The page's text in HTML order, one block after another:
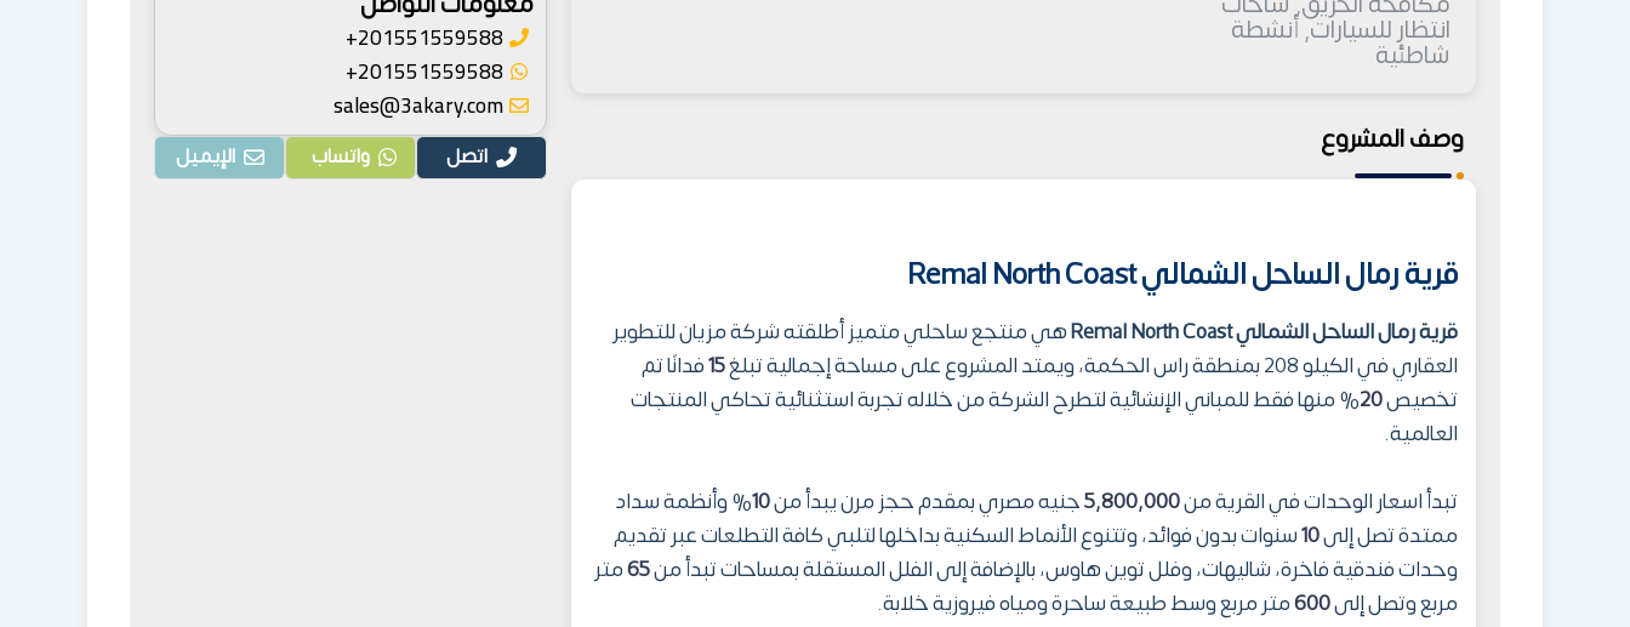
انتظار للسيارات, أنشطة
شاطئية
وصف المشروع
قرية رمال الساحل الشمالي Remal North Coast
قرية رمال الساحل الشمالي Remal North Coast
هي منتجع ساحلي متميز أطلقته شركة مزيان للتطوير
العقاري في الكيلو 208 بمنطقة راس الحكمة، ويمتد المشروع على مساحة إجمالية تبلغ
15فدانًا تم
تخصيص20% منها فقط للمباني الإنشائية لتطرح الشركة من خلاله تجربة استثنائية تحاكي المنتجات
العالمية.
تبدأ اسعار الوحدات في القرية من5,800,000جنيه مصري بمقدم حجز مرن يبدأ من10% وأنظمة سداد
ممتدة تصل إلى10سنوات بدون فوائد، وتتنوع الأنماط السكنية بداخلها لتلبي كافة التطلعات عبر تقديم
وحدات فندقية فاخرة، شاليهات، وفلل توين هاوس، بالإضافة إلى الفلل المستقلة بمساحات تبدأ من65متر
مربع وتصل إلى600متر مربع وسط طبيعة ساحرة ومياه فيروزية خلابة.
201551559588+
201551559588+
sales@3akary.com
اتصل واتساب الإيميل